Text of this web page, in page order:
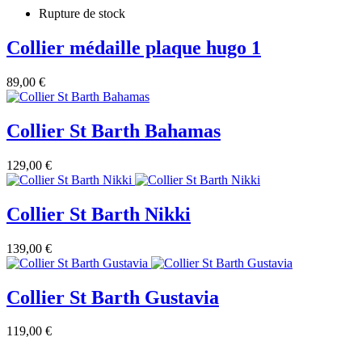
Rupture de stock
Collier médaille plaque hugo 1
89,00 €
Collier St Barth Bahamas
129,00 €
Collier St Barth Nikki
139,00 €
Collier St Barth Gustavia
119,00 €